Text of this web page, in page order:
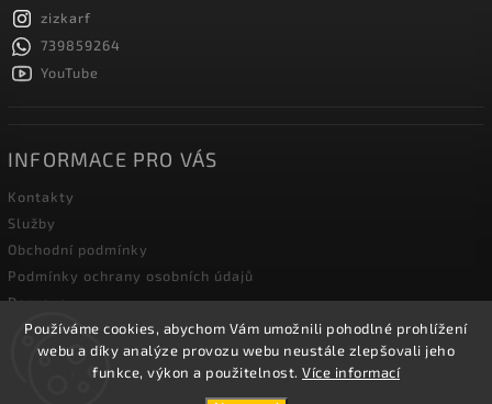
Používáme cookies, abychom Vám umožnili pohodlné prohlížení
webu a díky analýze provozu webu neustále zlepšovali jeho
funkce, výkon a použitelnost. Více informací
zizkarf
739859264
YouTube
INFORMACE PRO VÁS
Kontakty
Služby
Obchodní podmínky
Podmínky ochrany osobních údajů
Doprava
Blog zahradní techniky
Žižka R&F s.r.o.. Všechna práva vyhrazena.